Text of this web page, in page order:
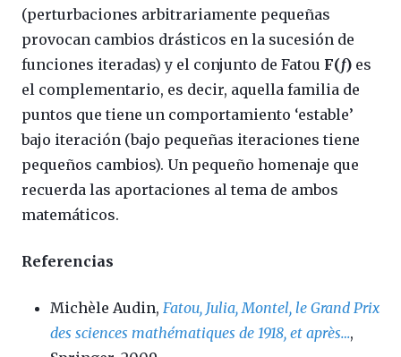
(perturbaciones arbitrariamente pequeñas
provocan cambios drásticos en la sucesión de
funciones iteradas) y el conjunto de Fatou F(f) es
el complementario, es decir, aquella familia de
puntos que tiene un comportamiento ‘estable’
bajo iteración (bajo pequeñas iteraciones tiene
pequeños cambios). Un pequeño homenaje que
recuerda las aportaciones al tema de ambos
matemáticos.
Referencias
Michèle Audin, Fatou, Julia, Montel, le Grand Prix
des sciences mathématiques de 1918, et après…,